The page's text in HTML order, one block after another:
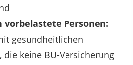
vorbelastete Personen:
gesundheitlichen
die keine BU-Versicherung